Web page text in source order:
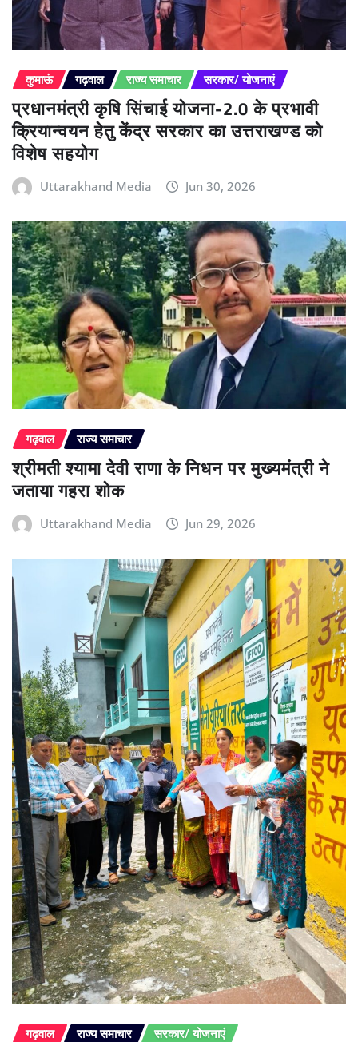
कुमाऊं गढ़वाल राज्य समाचार सरकार/ योजनाएं
प्रधानमंत्री कृषि सिंचाई योजना-2.0 के प्रभावी
क्रियान्वयन हेतु केंद्र सरकार का उत्तराखण्ड को
विशेष सहयोग
Uttarakhand Media Jun 30, 2026
गढ़वाल राज्य समाचार
श्रीमती श्यामा देवी राणा के निधन पर मुख्यमंत्री ने
जताया गहरा शोक
Uttarakhand Media Jun 29, 2026
गढ़वाल राज्य समाचार सरकार/ योजनाएं